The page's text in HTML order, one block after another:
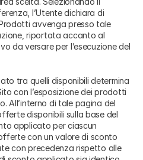
l’Utente dichiara di
avvenga presso tale
riportata accanto al
da versare per l’esecuzione del
tra quelli disponibili determina
con l’esposizione dei prodotti
All’interno di tale pagina del
disponibili sulla base del
applicato per ciascun
con un valore di sconto
con precedenza rispetto alle